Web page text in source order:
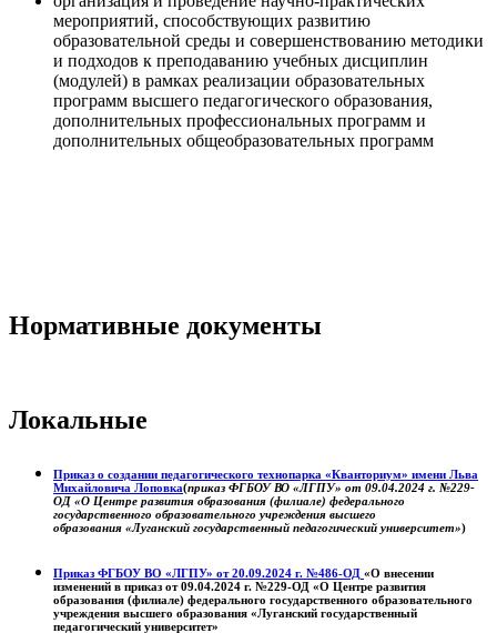
мероприятий, способствующих развитию
образовательной среды и совершенствованию методики
и подходов к преподаванию учебных дисциплин
(модулей) в рамках реализации образовательных
программ высшего педагогического образования,
дополнительных профессиональных программ и
дополнительных общеобразовательных программ
Нормативные документы
Локальные
Приказ о создании педагогического технопарка «Кванториум» имени Льва
Михайловича Лоповка(приказ ФГБОУ ВО «ЛГПУ» от 09.04.2024 г. №229-
ОД «О Центре развития образования (филиале) федерального
государственного образовательного учреждения высшего
образования «Луганский государственный педагогический университет»)
Приказ ФГБОУ ВО «ЛГПУ» от 20.09.2024 г. №486-ОД «О внесении
изменений в приказ от 09.04.2024 г. №229-ОД «О Центре развития
образования (филиале) федерального государственного образовательного
учреждения высшего образования «Луганский государственный
педагогический университет»